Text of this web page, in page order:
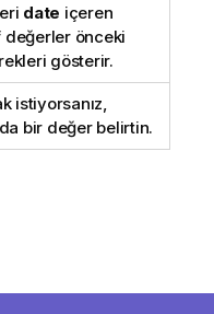
date içeren
önceki
gösterir.
istiyorsanız,
bir değer belirtin.